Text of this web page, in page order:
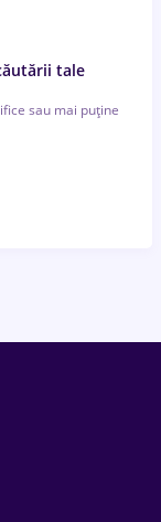
tale
sau mai puține